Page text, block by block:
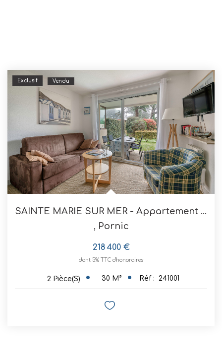
Exclusif Vendu
SAINTE MARIE SUR MER - Appartement 1 Chambre 30 M2
, Pornic
218 400 €
dont 5% TTC d'honoraires
2 Pièce(s) 30 M² Réf : 241001